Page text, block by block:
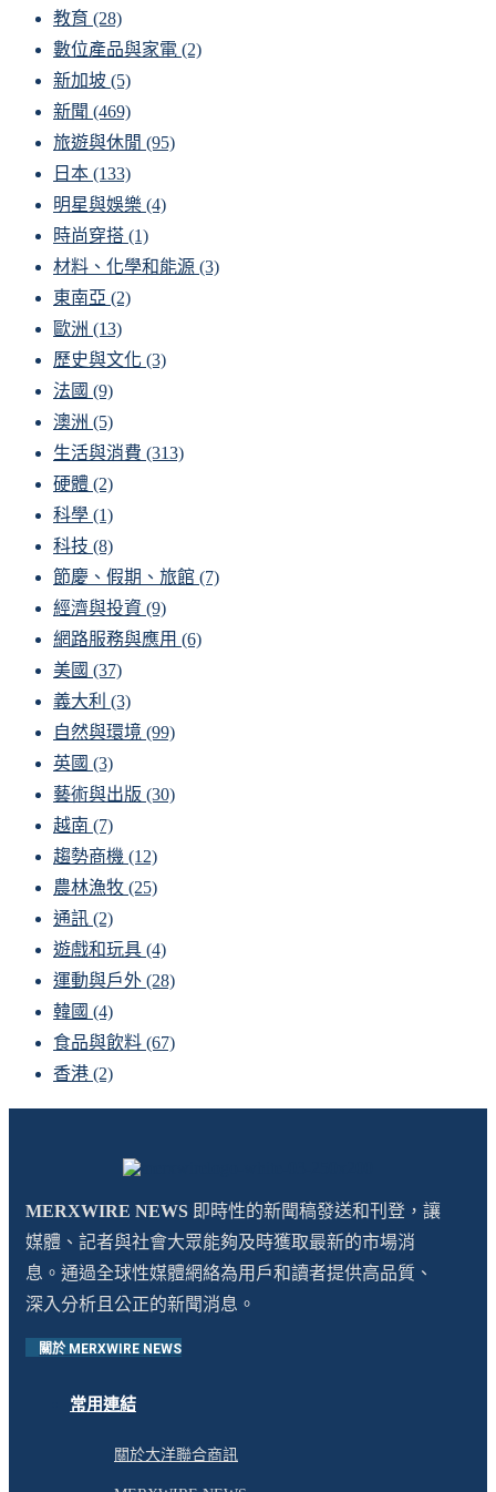
教育 (28)
數位產品與家電 (2)
新加坡 (5)
新聞 (469)
旅遊與休閒 (95)
日本 (133)
明星與娛樂 (4)
時尚穿搭 (1)
材料、化學和能源 (3)
東南亞 (2)
歐洲 (13)
歷史與文化 (3)
法國 (9)
澳洲 (5)
生活與消費 (313)
硬體 (2)
科學 (1)
科技 (8)
節慶、假期、旅館 (7)
經濟與投資 (9)
網路服務與應用 (6)
美國 (37)
義大利 (3)
自然與環境 (99)
英國 (3)
藝術與出版 (30)
越南 (7)
趨勢商機 (12)
農林漁牧 (25)
通訊 (2)
遊戲和玩具 (4)
運動與戶外 (28)
韓國 (4)
食品與飲料 (67)
香港 (2)
MERXWIRE NEWS 即時性的新聞稿發送和刊登，讓
媒體、記者與社會大眾能夠及時獲取最新的市場消
息。通過全球性媒體網絡為用戶和讀者提供高品質、
深入分析且公正的新聞消息。
關於 MERXWIRE NEWS
常用連結
關於大洋聯合商訊